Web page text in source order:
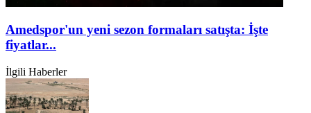
Amedspor'un yeni sezon formaları satışta: İşte
fiyatlar...
İlgili Haberler